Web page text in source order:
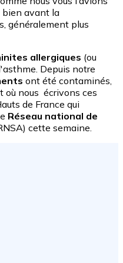
bien avant la
généralement plus
allergiques (ou
Depuis notre
ont été contaminés,
où nous écrivons ces
de France qui
Réseau national de
cette semaine.